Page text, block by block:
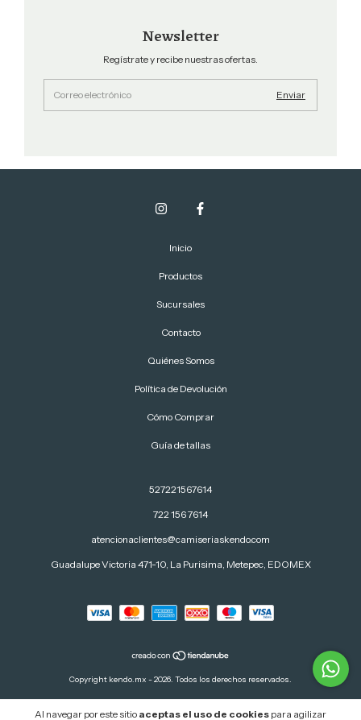
Al navegar por este sitio aceptas el uso de cookies para agilizar
Newsletter
Regístrate y recibe nuestras ofertas.
Inicio
Productos
Sucursales
Contacto
Quiénes Somos
Política de Devolución
Cómo Comprar
Guía de tallas
527221567614
722 156 7614
atencionaclientes@camiseriaskendo.com
Guadalupe Victoria 471-10, La Purisima, Metepec, EDOMEX
Copyright kendo.mx - 2026. Todos los derechos reservados.